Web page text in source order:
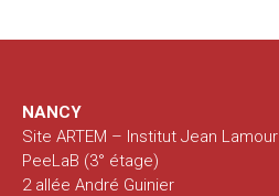
NANCY
Site ARTEM – Institut Jean Lamour
PeeLaB (3° étage)
2 allée André Guinier